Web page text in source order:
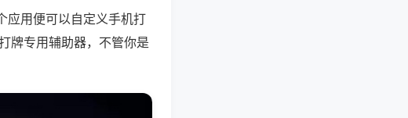
应用便可以自定义手机打
牌专用辅助器，不管你是